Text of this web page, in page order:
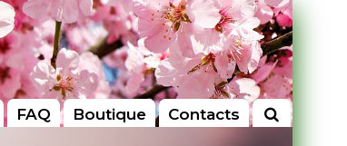
FAQ Boutique Contacts